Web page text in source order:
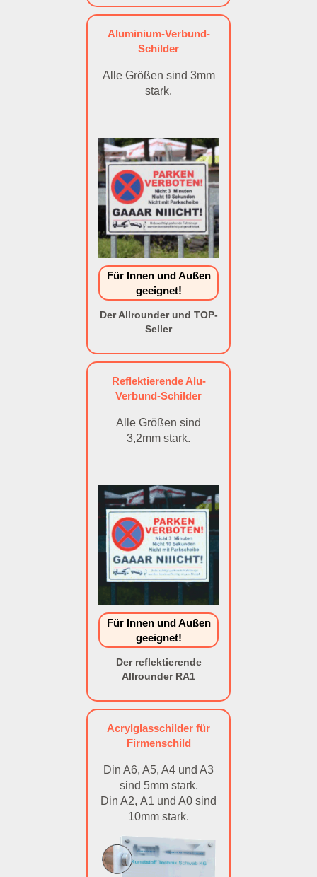
Aluminium-Verbund-
Schilder
Alle Größen sind 3mm
stark.
Für Innen und Außen
geeignet!
Der Allrounder und TOP-
Seller
Reflektierende Alu-
Verbund-Schilder
Alle Größen sind
3,2mm stark.
Für Innen und Außen
geeignet!
Der reflektierende
Allrounder RA1
Acrylglasschilder für
Firmenschild
Din A6, A5, A4 und A3
sind 5mm stark.
Din A2, A1 und A0 sind
10mm stark.